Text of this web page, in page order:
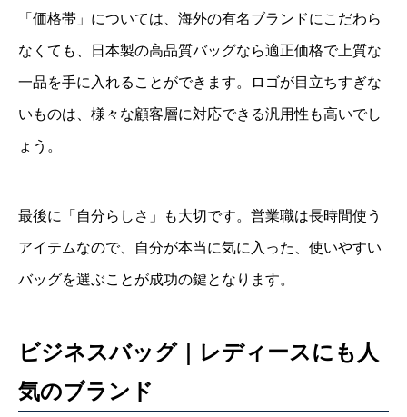
「価格帯」については、海外の有名ブランドにこだわら
なくても、日本製の高品質バッグなら適正価格で上質な
一品を手に入れることができます。ロゴが目立ちすぎな
いものは、様々な顧客層に対応できる汎用性も高いでし
ょう。
最後に「自分らしさ」も大切です。営業職は長時間使う
アイテムなので、自分が本当に気に入った、使いやすい
バッグを選ぶことが成功の鍵となります。
ビジネスバッグ｜レディースにも人
気のブランド